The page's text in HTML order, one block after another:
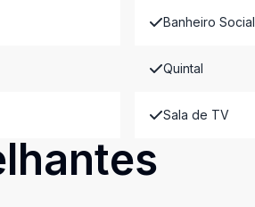
Banheiro Social
Quintal
Sala de TV